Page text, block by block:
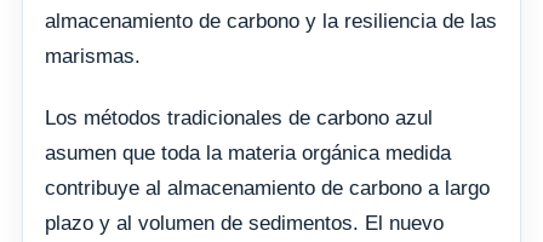
almacenamiento de carbono y la resiliencia de las
marismas.
Los métodos tradicionales de carbono azul
asumen que toda la materia orgánica medida
contribuye al almacenamiento de carbono a largo
plazo y al volumen de sedimentos. El nuevo